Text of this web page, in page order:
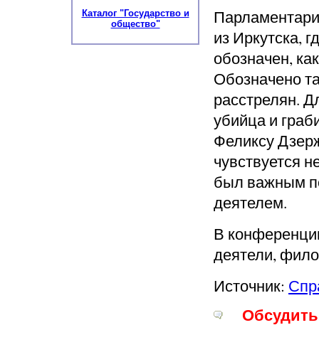
из Иркутска,
обозначен,
Обозначено
расстрелян.
убийца и
Феликсу
чувствуется
был важным
деятелем.
В
деятели,
Источник:
Каталог "Государство и
общество"